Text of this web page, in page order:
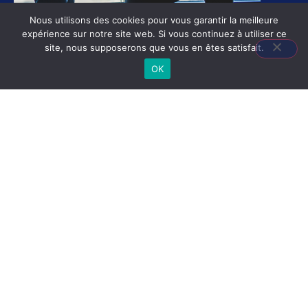
Nous utilisons des cookies pour vous garantir la meilleure
expérience sur notre site web. Si vous continuez à utiliser ce
site, nous supposerons que vous en êtes satisfait.
OK